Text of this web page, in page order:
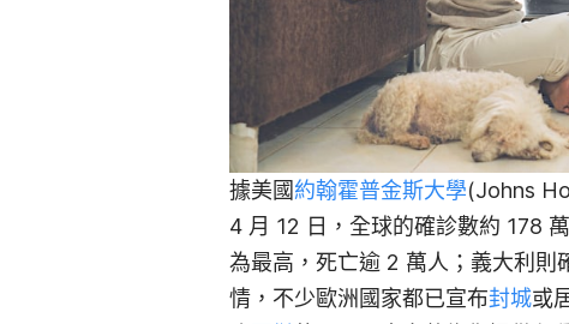
據美國約翰霍普金斯大學(Johns
4 月 12 日，全球的確診數約 178
為最高，死亡逾 2 萬人 ； 義大利則
情，不少歐洲國家都已宣布封城或